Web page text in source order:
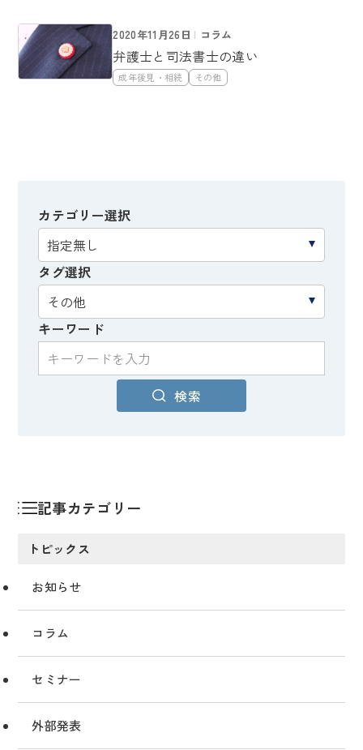
2020年11月26日 コラム
弁護士と司法書士の違い
成年後見・相続 その他
カテゴリー選択
タグ選択
キーワード
検索
記事カテゴリー
トピックス
お知らせ
コラム
セミナー
外部発表